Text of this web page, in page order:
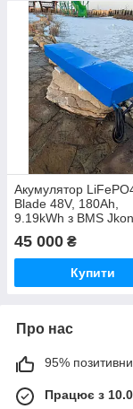
Акумулятор
Blade 48V, 180Ah,
9.19kWh з BMS
45 000 ₴
Купити
Про нас
95%
Працює з